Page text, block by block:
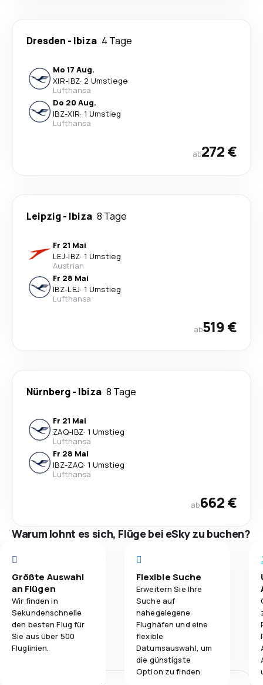
Dresden - Ibiza 4 Tage
Mo 17 Aug.
XIR-IBZ· 2 Umstiege
Lufthansa
Do 20 Aug.
IBZ-XIR· 1 Umstieg
Lufthansa
ab272 €
Leipzig- Ibiza 8 Tage
Fr 21 Mai
LEJ-IBZ· 1 Umstieg
Austrian
Fr 28 Mai
IBZ-LEJ· 1 Umstieg
Lufthansa
ab519 €
Nürnberg- Ibiza 8 Tage
Fr 21 Mai
ZAQ-IBZ· 1 Umstieg
Lufthansa
Fr 28 Mai
IBZ-ZAQ· 1 Umstieg
Lufthansa
ab662 €
Warum lohnt es sich, Flüge bei eSky zu buchen?
Größte Auswahl
an Flügen
Wir finden in
Sekundenschnelle
den besten Flug für
Sie aus über 500
Fluglinien.
Flexible Suche
Erweitern Sie Ihre
Suche auf
nahegelegene
Flughäfen und eine
flexible
Datumsauswahl, um
die günstigste
Option zu finden.